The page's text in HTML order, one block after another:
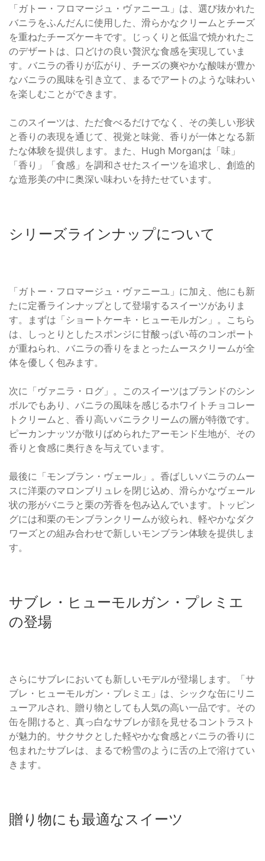
「ガトー・フロマージュ・ヴァニーユ」は、選び抜かれた
バニラをふんだんに使用した、滑らかなクリームとチーズ
を重ねたチーズケーキです。じっくりと低温で焼かれたこ
のデザートは、口どけの良い贅沢な食感を実現していま
す。バニラの香りが広がり、チーズの爽やかな酸味が豊か
なバニラの風味を引き立て、まるでアートのような味わい
を楽しむことができます。
このスイーツは、ただ食べるだけでなく、その美しい形状
と香りの表現を通じて、視覚と味覚、香りが一体となる新
たな体験を提供します。また、Hugh Morganは「味」
「香り」「食感」を調和させたスイーツを追求し、創造的
な造形美の中に奥深い味わいを持たせています。
シリーズラインナップについて
「ガトー・フロマージュ・ヴァニーユ」に加え、他にも新
たに定番ラインナップとして登場するスイーツがありま
す。まずは「ショートケーキ・ヒューモルガン」。こちら
は、しっとりとしたスポンジに甘酸っぱい苺のコンポート
が重ねられ、バニラの香りをまとったムースクリームが全
体を優しく包みます。
次に「ヴァニラ・ログ」。このスイーツはブランドのシン
ボルでもあり、バニラの風味を感じるホワイトチョコレー
トクリームと、香り高いバニラクリームの層が特徴です。
ピーカンナッツが散りばめられたアーモンド生地が、その
香りと食感に奥行きを与えています。
最後に「モンブラン・ヴェール」。香ばしいバニラのムー
スに洋栗のマロンブリュレを閉じ込め、滑らかなヴェール
状の形がバニラと栗の芳香を包み込んでいます。トッピン
グには和栗のモンブランクリームが絞られ、軽やかなダク
ワーズとの組み合わせで新しいモンブラン体験を提供しま
す。
サブレ・ヒューモルガン・プレミエ
の登場
さらにサブレにおいても新しいモデルが登場します。「サ
ブレ・ヒューモルガン・プレミエ」は、シックな缶にリニ
ューアルされ、贈り物としても人気の高い一品です。その
缶を開けると、真っ白なサブレが顔を見せるコントラスト
が魅力的。サクサクとした軽やかな食感とバニラの香りに
包まれたサブレは、まるで粉雪のように舌の上で溶けてい
きます。
贈り物にも最適なスイーツ